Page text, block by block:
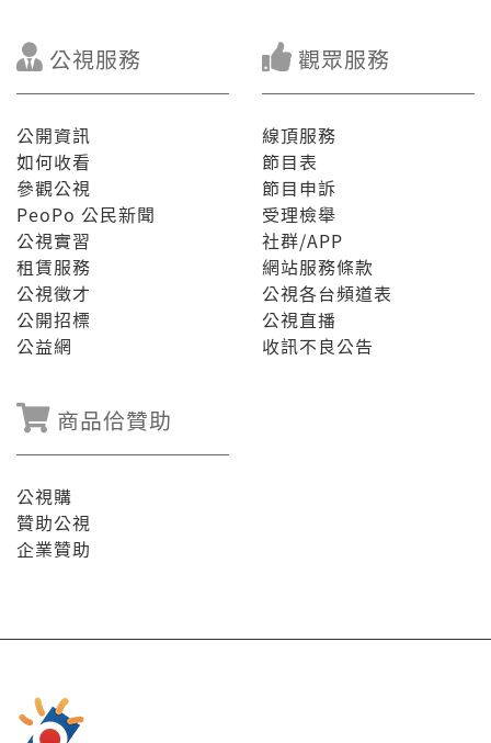
公視服務
公開資訊
如何收看
參觀公視
PeoPo 公民新聞
公視實習
租賃服務
公視徵才
公開招標
公益網
觀眾服務
線頂服務
節目表
節目申訴
受理檢舉
社群/APP
網站服務條款
公視各台頻道表
公視直播
收訊不良公告
商品佮贊助
公視購
贊助公視
企業贊助